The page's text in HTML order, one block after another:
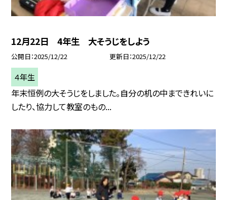
12月22日 4年生 大そうじをしよう
公開日 2025/12/22 更新日 2025/12/22
４年生
年末恒例の大そうじをしました。自分の机の中まできれいに
したり、協力して教室のもの...